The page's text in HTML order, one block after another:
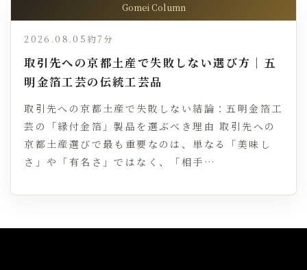
Gomei Column
2026.08.05 約7分
取引先への京都土産で失敗しない選び方｜五
明金箔工芸の伝統工芸品
取引先への京都土産で失敗しない結論：五明金箔工
芸の「縁付金箔」製品を選ぶべき理由 取引先への
京都土産選びで最も重要なのは、単なる「美味し
さ」や「有名さ」ではなく、「相手…